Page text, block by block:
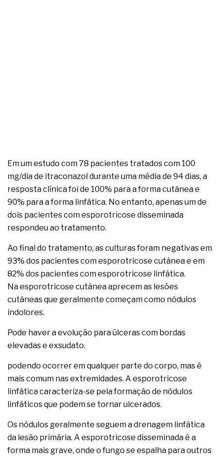
Em um estudo com 78 pacientes tratados com 100
mg/dia de itraconazol durante uma média de 94 dias, a
resposta clínica foi de 100% para a forma cutânea e
90% para a forma linfática. No entanto, apenas um de
dois pacientes com esporotricose disseminada
respondeu ao tratamento.
Ao final do tratamento, as culturas foram negativas em
93% dos pacientes com esporotricose cutânea e em
82% dos pacientes com esporotricose linfática.
Na esporotricose cutânea aprecem as lesões
cutâneas que geralmente começam como nódulos
indolores.
Pode haver a evolução para úlceras com bordas
elevadas e exsudato.
podendo ocorrer em qualquer parte do corpo, mas é
mais comum nas extremidades. A esporotricose
linfática caracteriza-se pela formação de nódulos
linfáticos que podem se tornar ulcerados.
Os nódulos geralmente seguem a drenagem linfática
da lesão primária. A esporotricose disseminada é a
forma mais grave, onde o fungo se espalha para outros